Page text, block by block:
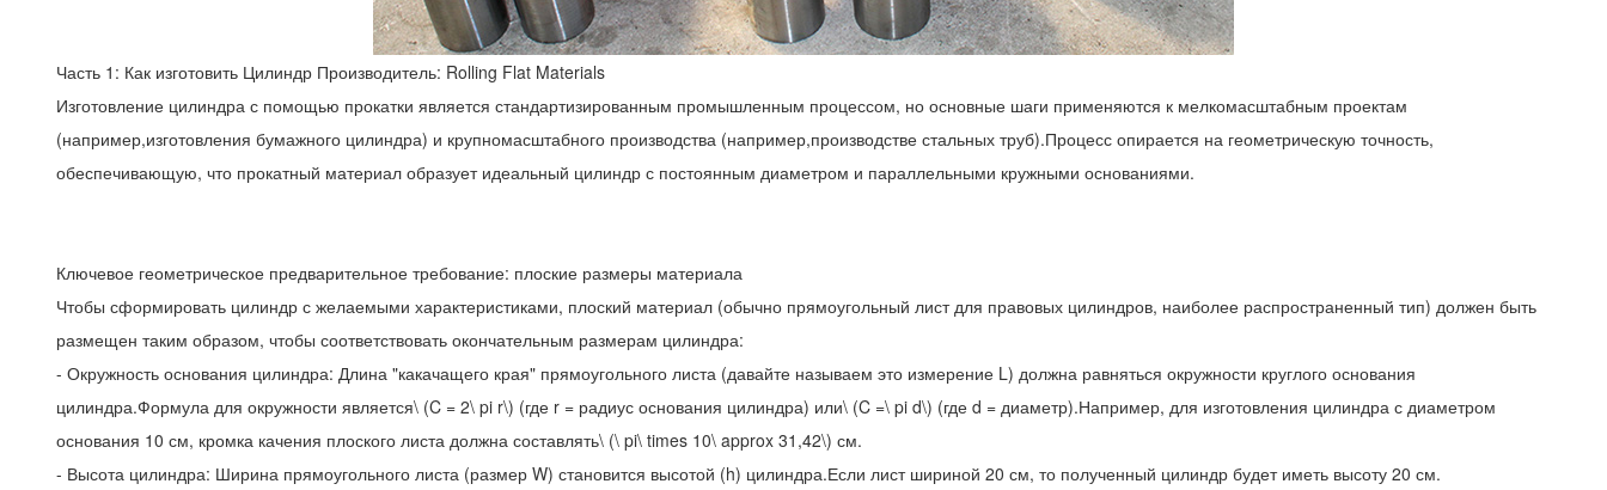
Часть 1: Как изготовить Цилиндр Производитель: Rolling Flat Materials
Изготовление цилиндра с помощью прокатки является стандартизированным промышленным процессом, но основные шаги применяются к мелкомасштабным проектам
(например,изготовления бумажного цилиндра) и крупномасштабного производства (например,производстве стальных труб).Процесс опирается на геометрическую точность,
обеспечивающую, что прокатный материал образует идеальный цилиндр с постоянным диаметром и параллельными кружными основаниями.
Ключевое геометрическое предварительное требование: плоские размеры материала
Чтобы сформировать цилиндр с желаемыми характеристиками, плоский материал (обычно прямоугольный лист для правовых цилиндров, наиболее распространенный тип) должен быть
размещен таким образом, чтобы соответствовать окончательным размерам цилиндра:
- Окружность основания цилиндра: Длина "какачащего края" прямоугольного листа (давайте называем это измерение L) должна равняться окружности круглого основания
цилиндра.Формула для окружности является\ (C = 2\ pi r\) (где r = радиус основания цилиндра) или\ (C =\ pi d\) (где d = диаметр).Например, для изготовления цилиндра с диаметром
основания 10 см, кромка качения плоского листа должна составлять\ (\ pi\ times 10\ approx 31,42\) см.
- Высота цилиндра: Ширина прямоугольного листа (размер W) становится высотой (h) цилиндра.Если лист шириной 20 см, то полученный цилиндр будет иметь высоту 20 см.